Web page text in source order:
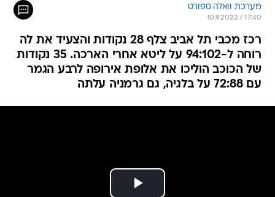
מערכת וואלה ספורט
10.9.2022 / 17:40
רכז מכבי תל אביב צלף 28 נקודות והצעיד את לה
רוחה ל-94:102 על ליטא אחרי הארכה. 35 נקודות
של הכוכב הוליכו את אלופת אירופה לרבע הגמר
עם 72:88 על בלגיה, גם גרמניה עלתה